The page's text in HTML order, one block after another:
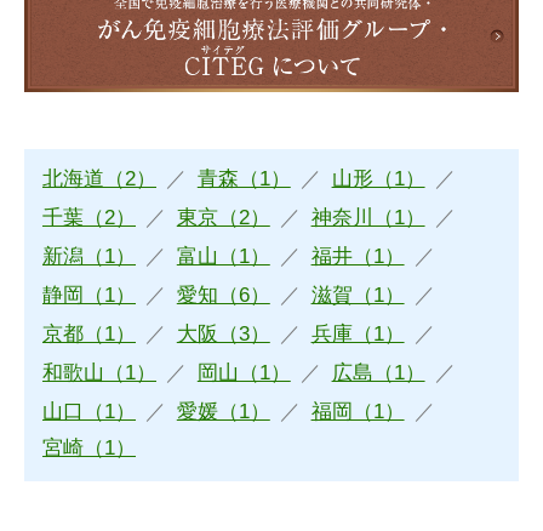
北海道（2） 青森（1）
山形（1）
千葉（2）
東京（2）
神奈川（1）
新潟（1）
富山（1）
福井（1）
静岡（1）
愛知（6）
滋賀（1）
京都（1）
大阪（3）
兵庫（1）
和歌山（1）
岡山（1）
広島（1）
山口（1）
愛媛（1）
福岡（1）
宮崎（1）